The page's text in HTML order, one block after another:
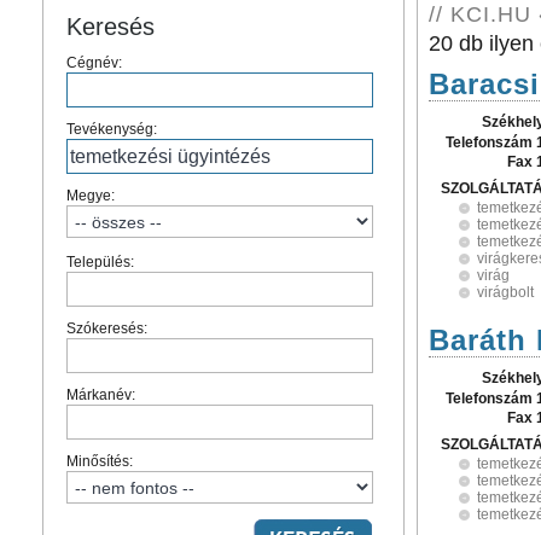
Keresés
Cégnév:
Tevékenység:
Megye:
Település:
Szókeresés:
Márkanév:
Minősítés:
// KCI.HU
20 db ilyen
Telefonszám
Fax
virág
virágbolt
Baráth
Telefonszám
Fax